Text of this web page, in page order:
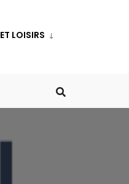
LOISIRS